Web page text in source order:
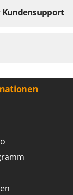
Kundensupport